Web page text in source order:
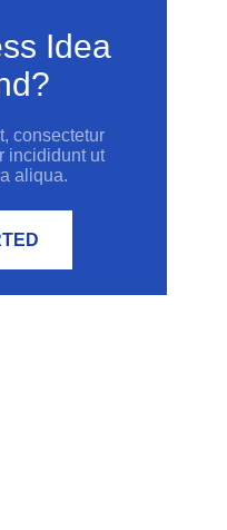
Idea
consectetur
incididunt ut
aliqua.